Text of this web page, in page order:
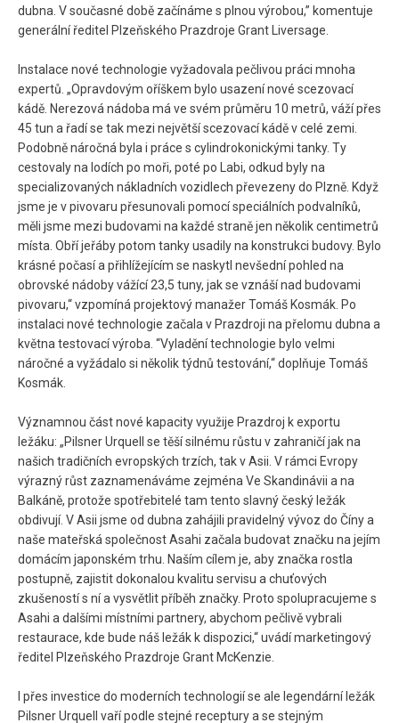
dubna. V současné době začínáme s plnou výrobou,” komentuje
generální ředitel Plzeňského Prazdroje Grant Liversage.
Instalace nové technologie vyžadovala pečlivou práci mnoha
expertů. „Opravdovým oříškem bylo usazení nové scezovací
kádě. Nerezová nádoba má ve svém průměru 10 metrů, váží přes
45 tun a řadí se tak mezi největší scezovací kádě v celé zemi.
Podobně náročná byla i práce s cylindrokonickými tanky. Ty
cestovaly na lodích po moři, poté po Labi, odkud byly na
specializovaných nákladních vozidlech převezeny do Plzně. Když
jsme je v pivovaru přesunovali pomocí speciálních podvalníků,
měli jsme mezi budovami na každé straně jen několik centimetrů
místa. Obří jeřáby potom tanky usadily na konstrukci budovy. Bylo
krásné počasí a přihlížejícím se naskytl nevšední pohled na
obrovské nádoby vážící 23,5 tuny, jak se vznáší nad budovami
pivovaru,“ vzpomíná projektový manažer Tomáš Kosmák. Po
instalaci nové technologie začala v Prazdroji na přelomu dubna a
května testovací výroba. “Vyladění technologie bylo velmi
náročné a vyžádalo si několik týdnů testování,“ doplňuje Tomáš
Kosmák.
Významnou část nové kapacity využije Prazdroj k exportu
ležáku: „Pilsner Urquell se těší silnému růstu v zahraničí jak na
našich tradičních evropských trzích, tak v Asii. V rámci Evropy
výrazný růst zaznamenáváme zejména Ve Skandinávii a na
Balkáně, protože spotřebitelé tam tento slavný český ležák
obdivují. V Asii jsme od dubna zahájili pravidelný vývoz do Číny a
naše mateřská společnost Asahi začala budovat značku na jejím
domácím japonském trhu. Naším cílem je, aby značka rostla
postupně, zajistit dokonalou kvalitu servisu a chuťových
zkušeností s ní a vysvětlit příběh značky. Proto spolupracujeme s
Asahi a dalšími místními partnery, abychom pečlivě vybrali
restaurace, kde bude náš ležák k dispozici,“ uvádí marketingový
ředitel Plzeňského Prazdroje Grant McKenzie.
I přes investice do moderních technologií se ale legendární ležák
Pilsner Urquell vaří podle stejné receptury a se stejným